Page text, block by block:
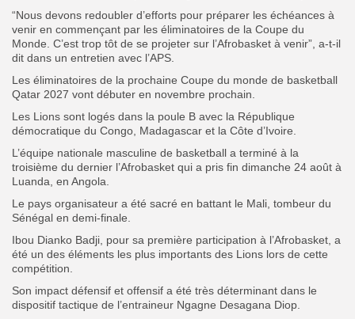
“Nous devons redoubler d’efforts pour préparer les échéances à
venir en commençant par les éliminatoires de la Coupe du
Monde. C’est trop tôt de se projeter sur l’Afrobasket à venir”, a-t-il
dit dans un entretien avec l’APS.
Les éliminatoires de la prochaine Coupe du monde de basketball
Qatar 2027 vont débuter en novembre prochain.
Les Lions sont logés dans la poule B avec la République
démocratique du Congo, Madagascar et la Côte d’Ivoire.
L’équipe nationale masculine de basketball a terminé à la
troisième du dernier l’Afrobasket qui a pris fin dimanche 24 août à
Luanda, en Angola.
Le pays organisateur a été sacré en battant le Mali, tombeur du
Sénégal en demi-finale.
Ibou Dianko Badji, pour sa première participation à l’Afrobasket, a
été un des éléments les plus importants des Lions lors de cette
compétition.
Son impact défensif et offensif a été très déterminant dans le
dispositif tactique de l’entraineur Ngagne Desagana Diop.